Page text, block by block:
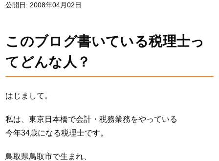
公開日: 2008年04月02日
このブログ書いている税理士っ
てどんな人？
はじまして。
私は、東京日本橋で会計・税務業務をやっている
今年34歳になる税理士です。
鳥取県鳥取市で生まれ、